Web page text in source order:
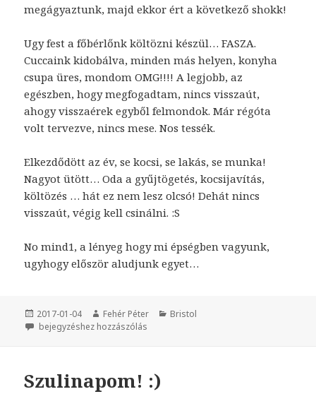
megágyaztunk, majd ekkor ért a következő shokk!
Ugy fest a főbérlőnk költözni készül… FASZA.
Cuccaink kidobálva, minden más helyen, konyha
csupa üres, mondom OMG!!!! A legjobb, az
egészben, hogy megfogadtam, nincs visszaút,
ahogy visszaérek egyből felmondok. Már régóta
volt tervezve, nincs mese. Nos tessék.
Elkezdődött az év, se kocsi, se lakás, se munka!
Nagyot ütött… Oda a gyűjtögetés, kocsijavítás,
költözés … hát ez nem lesz olcsó! Dehát nincs
visszaút, végig kell csinálni. :S
No mind1, a lényeg hogy mi épségben vagyunk,
ugyhogy először aludjunk egyet…
Közzétéve
2017-01-04 Szerző
Fehér Péter Kategória
Bristol
Új év, új kihívások… na de ennyire?!
bejegyzéshez hozzászólás
Szulinapom! :)